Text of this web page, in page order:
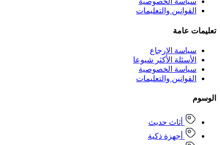
القوانين والتعليمات
تعليمات عامة
سياسة الإرجاع
الأسئلة الأكثر شيوعا
سياسة الخصوصية
القوانين والتعليمات
الوسوم
أثاث حديث
أجهزة ذكية